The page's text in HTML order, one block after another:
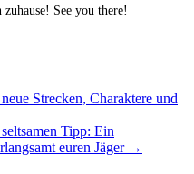
See you there!
Strecken, Charaktere und
Tipp: Ein
euren Jäger →